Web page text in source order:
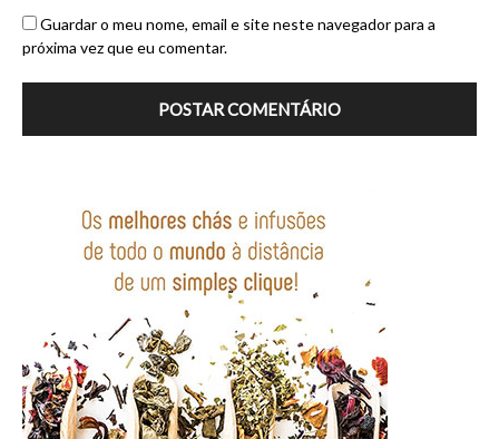
Guardar o meu nome, email e site neste navegador para a
próxima vez que eu comentar.